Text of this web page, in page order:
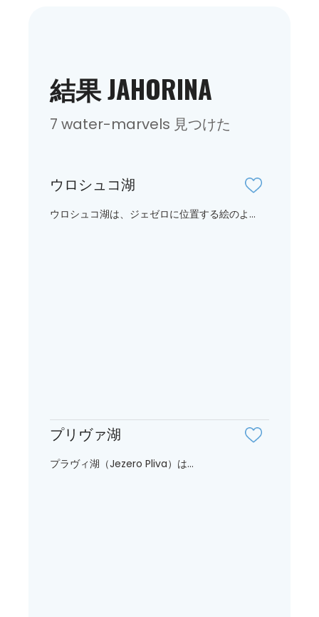
結果 JAHORINA
7 water-marvels 見つけた
ウロシュコ湖
ウロシュコ湖は、ジェゼロに位置する絵のよ...
プリヴァ湖
プラヴィ湖（Jezero Pliva）は...